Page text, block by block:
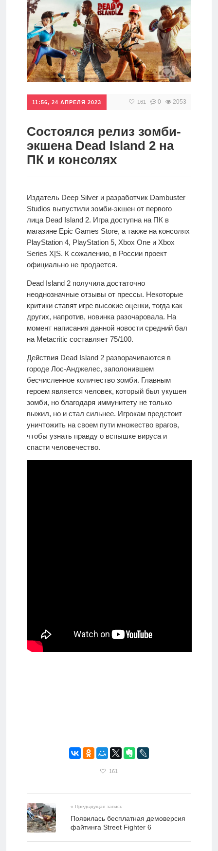
игры
Мобильное
Культовые
игры
11:56, 24 АПРЕЛЯ 2023 161 0 2053
Состоялся релиз зомби-
экшена Dead Island 2 на
ПК и консолях
Издатель Deep Silver и разработчик Dambuster
Studios выпустили зомби-экшен от первого
лица Dead Island 2. Игра доступна на ПК в
магазине Epic Games Store, а также на консолях
PlayStation 4, PlayStation 5, Xbox One и Xbox
Series X|S. К сожалению, в России проект
официально не продается.
Dead Island 2 получила достаточно
неоднозначные отзывы от прессы. Некоторые
критики ставят игре высокие оценки, тогда как
других, напротив, новинка разочаровала. На
момент написания данной новости средний бал
на Metacritic составляет 75/100.
Действия Dead Island 2 разворачиваются в
городе Лос-Анджелес, заполонившем
бесчисленное количество зомби. Главным
героем является человек, который был укушен
зомби, но благодаря иммунитету не только
выжил, но и стал сильнее. Игрокам предстоит
уничтожить на своем пути множество врагов,
чтобы узнать правду о вспышке вируса и
спасти человечество.
161
« Предыдущая запись
Появилась бесплатная демоверсия
файтинга Street Fighter 6